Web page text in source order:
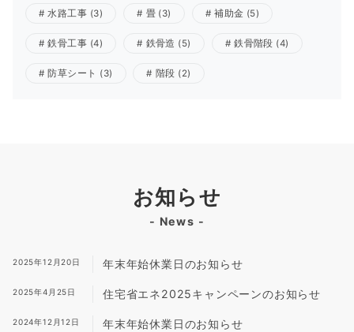
水路工事 (3) 畳(3) 補助金 (5)
鉄骨工事 (4) 鉄骨造 (5) 鉄骨階段 (4)
防草シート (3) 階段 (2)
お知らせ
- News -
2025年12月20日 年末年始休業日のお知らせ
2025年4月25日 住宅省エネ2025キャンペーンのお知らせ
2024年12月12日 年末年始休業日のお知らせ